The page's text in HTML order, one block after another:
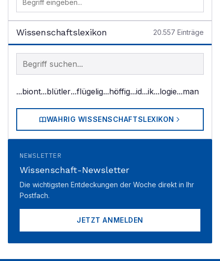
Wissenschaftslexikon 20.557 Einträge
Begriff im Lexikon suchen
...biont...blütler...flügelig...höffig...id...ik...logie...man
WAHRIG WISSENSCHAFTSLEXIKON
NEWSLETTER
Wissenschaft-Newsletter
Die wichtigsten Entdeckungen der Woche direkt in Ihr
Postfach.
JETZT ANMELDEN